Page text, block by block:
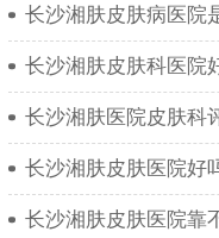
长沙湘肤皮肤病医院
长沙湘肤皮肤科医院
长沙湘肤医院皮肤科
长沙湘肤皮肤医院好
长沙湘肤皮肤医院靠